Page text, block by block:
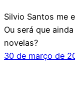
Silvio Santos me
Ou será que
novelas?
30 de março de